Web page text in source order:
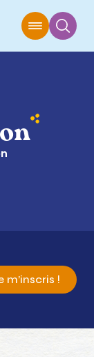
m’inscris !